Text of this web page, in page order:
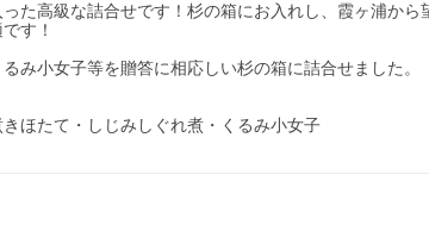
た高級な詰合せです！杉の箱にお入れし、霞ヶ浦から
す！
み小女子等を贈答に相応しい杉の箱に詰合せました。
ほたて・しじみしぐれ煮・くるみ小女子